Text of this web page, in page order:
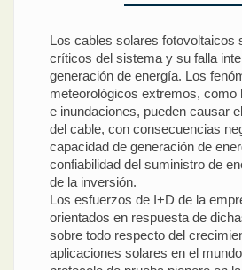
Los cables solares fotovoltaicos
críticos del sistema y su falla
generación de energía. Los
meteorológicos extremos, como
e inundaciones, pueden causar
del cable, con consecuencias
capacidad de generación de
confiabilidad del suministro de
de la inversión.
Los esfuerzos de I+D de la
orientados en respuesta de
sobre todo respecto del
aplicaciones solares en el